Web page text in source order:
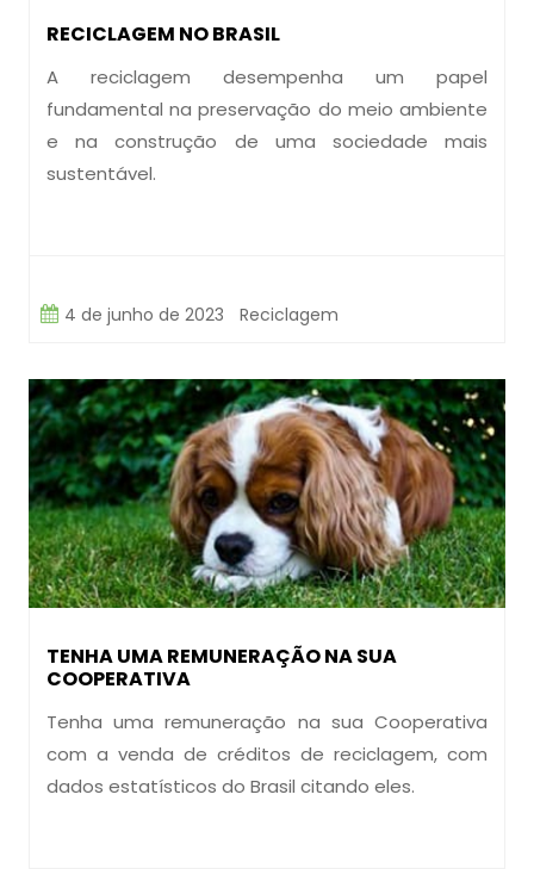
RECICLAGEM NO BRASIL
A reciclagem desempenha um papel
fundamental na preservação do meio ambiente
e na construção de uma sociedade mais
sustentável.
4 de junho de 2023 Reciclagem
TENHA UMA REMUNERAÇÃO NA SUA
COOPERATIVA
Tenha uma remuneração na sua Cooperativa
com a venda de créditos de reciclagem, com
dados estatísticos do Brasil citando eles.